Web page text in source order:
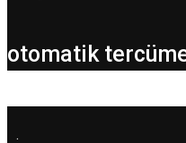
otomatik
.